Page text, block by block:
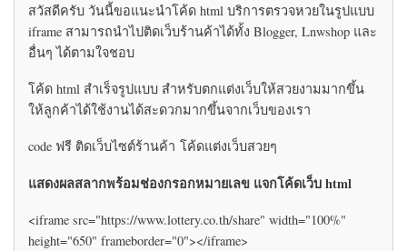
สวัสดีครับ วันนี้ขอแนะนำโค้ด html บริการตรวจหวยในรูปแบบ
iframe สามารถนำไปติดเว็บร้านค้าได้ทั้ง Blogger, Lnwshop และ
อื่นๆ ได้ตามใจชอบ
โค้ด html สำเร็จรูปแบบ สำหรับตกแต่งเว็บให้สวยงามมากขึ้น
ให้ลูกค้าได้ใช้งานได้สะดวกมากขึ้นจากเว็บของเรา
code ฟรี ติดเว็บไซต์ร้านค้า โค้ดแต่งเว็บสวยๆ
แสดงผลสลากพร้อมช่องกรอกหมายเลข แจกโค้ดเว็บ html
<iframe src="https://www.lottery.co.th/share" width="100%"
height="650" frameborder="0"></iframe>